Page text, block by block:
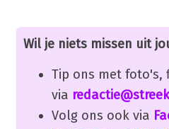
Wil je niets missen uit
Tip ons met foto's,
via
Volg ons ook via